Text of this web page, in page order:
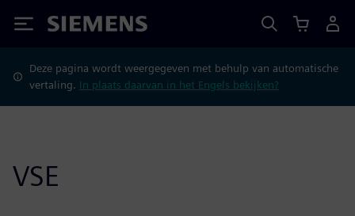
Siemens
Deze pagina wordt weergegeven met behulp van automatische
vertaling. In plaats daarvan in het Engels bekijken?
VSE